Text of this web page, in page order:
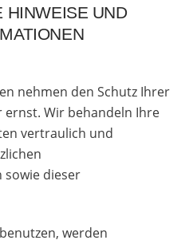
HINWEISE UND
nehmen den Schutz Ihrer
Wir behandeln Ihre
vertraulich und
dieser
werden